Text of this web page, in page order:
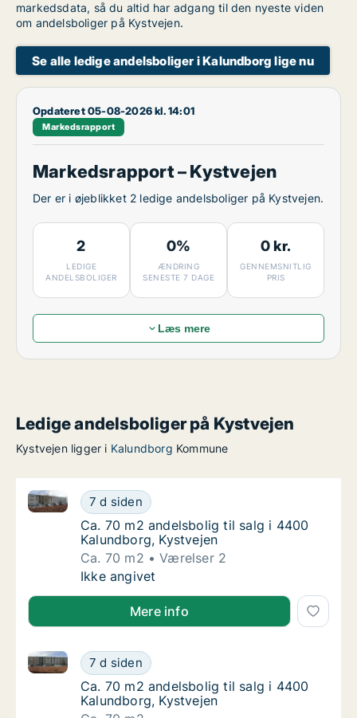
markedsdata, så du altid har adgang til den nyeste viden
om andelsboliger på Kystvejen.
Se alle ledige andelsboliger i Kalundborg lige nu
Opdateret 05-08-2026 kl. 14:01
Markedsrapport
Markedsrapport – Kystvejen
Der er i øjeblikket 2 ledige andelsboliger på Kystvejen.
2
LEDIGE
ANDELSBOLIGER
0%
ÆNDRING
SENESTE 7 DAGE
0 kr.
GENNEMSNITLIG
PRIS
Læs mere
Ledige andelsboliger på Kystvejen
Kystvejen ligger i Kalundborg Kommune
Ca. 70 m2 andelsbolig til salg i 4400
7 d siden
Ca. 70 m2 andelsbolig til salg i 4400 Kalundborg,
Ca. 70 m2 andelsbolig til salg i 4400
Ca. 70 m2 andelsbolig til salg i 4400
Kalundborg, Kystvejen
Ca. 70 m2
Værelser 2
Ca. 70 m2 andelsbolig til salg i 4400
Ikke angivet
Mere info
Ca. 70 m2 andelsbolig til salg i 4400
7 d siden
Ca. 70 m2 andelsbolig til salg i 4400 Kalundborg,
Ca. 70 m2 andelsbolig til salg i 4400
Ca. 70 m2 andelsbolig til salg i 4400
Kalundborg, Kystvejen